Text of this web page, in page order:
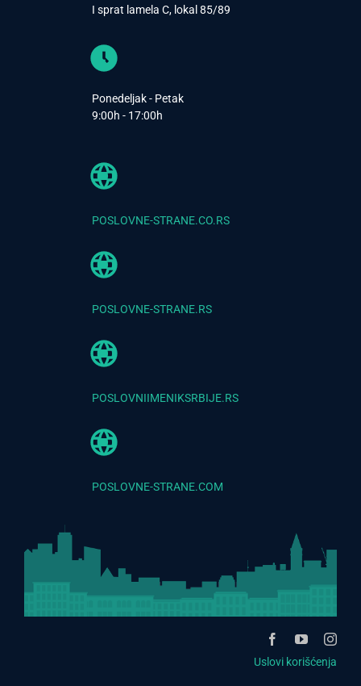
I sprat lamela C, lokal 85/89
Ponedeljak - Petak
9:00h - 17:00h
POSLOVNE-STRANE.CO.RS
POSLOVNE-STRANE.RS
POSLOVNIIMENIKSRBIJE.RS
POSLOVNE-STRANE.COM
Uslovi korišćenja